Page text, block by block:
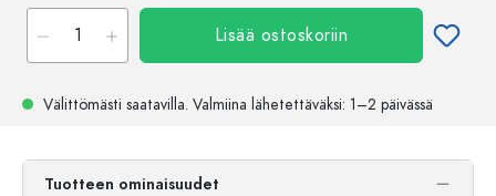
Lisää ostoskoriin
Välittömästi saatavilla. Valmiina lähetettäväksi: 1–2 päivässä
Tuotteen ominaisuudet